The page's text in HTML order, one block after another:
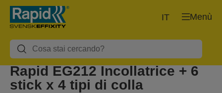
Menù
IT
Rapid EG212 Incollatrice + 6
stick x 4 tipi di colla